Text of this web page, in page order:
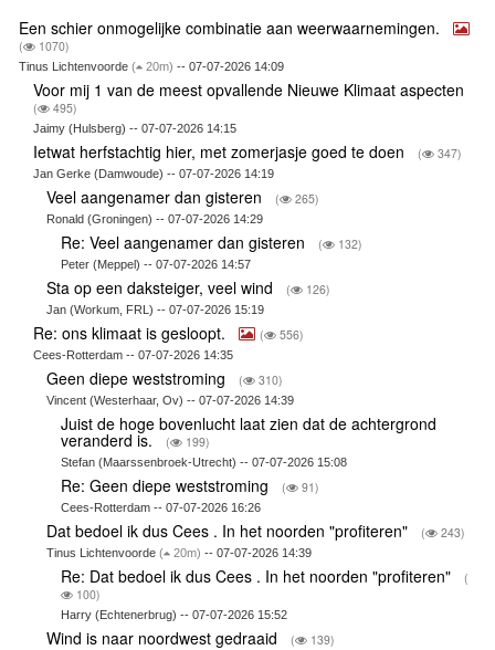
Een schier onmogelijke combinatie aan weerwaarnemingen.
( 1070)
Tinus Lichtenvoorde ( 20m) -- 07-07-2026 14:09
Voor mij 1 van de meest opvallende Nieuwe Klimaat aspecten
( 495)
Jaimy (Hulsberg) -- 07-07-2026 14:15
Ietwat herfstachtig hier, met zomerjasje goed te doen ( 347)
Jan Gerke (Damwoude) -- 07-07-2026 14:19
Veel aangenamer dan gisteren ( 265)
Ronald (Groningen) -- 07-07-2026 14:29
Re: Veel aangenamer dan gisteren ( 132)
Peter (Meppel) -- 07-07-2026 14:57
Sta op een daksteiger, veel wind ( 126)
Jan (Workum, FRL) -- 07-07-2026 15:19
Re: ons klimaat is gesloopt. ( 556)
Cees-Rotterdam -- 07-07-2026 14:35
Geen diepe weststroming ( 310)
Vincent (Westerhaar, Ov) -- 07-07-2026 14:39
Juist de hoge bovenlucht laat zien dat de achtergrond
veranderd is. ( 199)
Stefan (Maarssenbroek-Utrecht) -- 07-07-2026 15:08
Re: Geen diepe weststroming ( 91)
Cees-Rotterdam -- 07-07-2026 16:26
Dat bedoel ik dus Cees . In het noorden "profiteren" ( 243)
Tinus Lichtenvoorde( 20m) -- 07-07-2026 14:39
Re: Dat bedoel ik dus Cees . In het noorden "profiteren"
(
100)
Harry (Echtenerbrug) -- 07-07-2026 15:52
Wind is naar noordwest gedraaid ( 139)